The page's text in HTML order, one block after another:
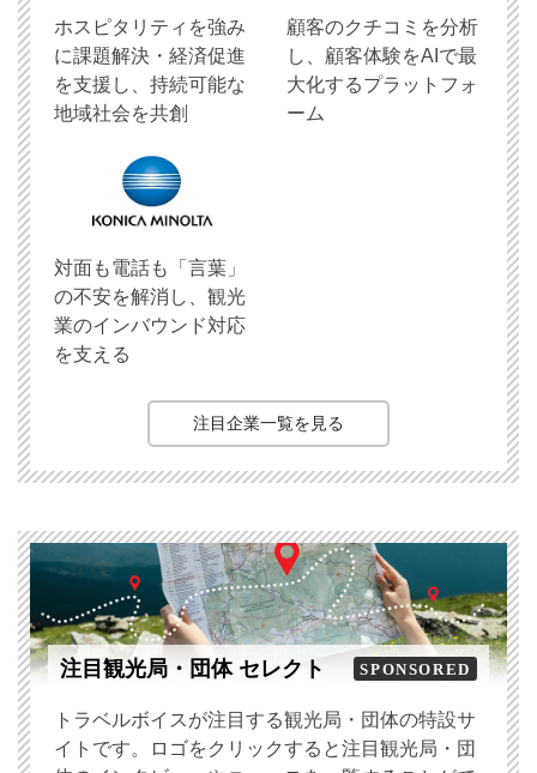
ホスピタリティを強み
に課題解決・経済促進
を支援し、持続可能な
地域社会を共創
顧客のクチコミを分析
し、顧客体験をAIで最
大化するプラットフォ
ーム
対面も電話も「言葉」
の不安を解消し、観光
業のインバウンド対応
を支える
注目企業一覧を見る
注目観光局・団体 セレクト SPONSORED
トラベルボイスが注目する観光局・団体の特設サ
イトです。ロゴをクリックすると注目観光局・団